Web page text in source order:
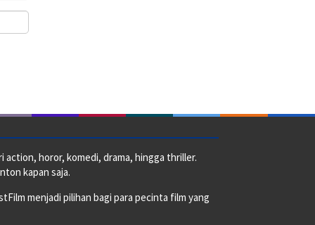
horor, komedi, drama, hingga thriller.
kapan saja.
menjadi pilihan bagi para pecinta film yang